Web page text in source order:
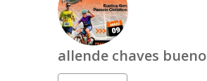
allende chaves bueno